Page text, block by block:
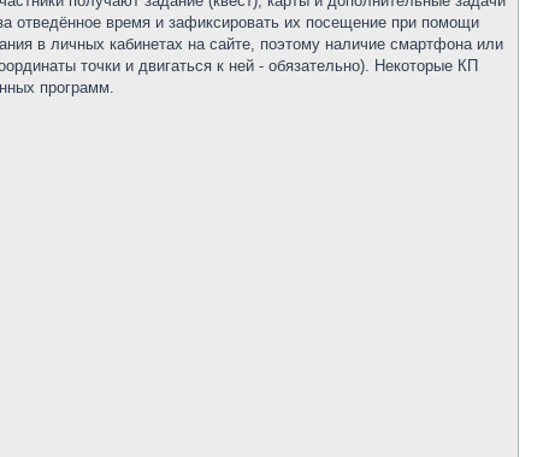
отведённое время и зафиксировать их посещение при помощи
в личных кабинетах на сайте, поэтому наличие смартфона или
точки и двигаться к ней - обязательно). Некоторые КП
программ.